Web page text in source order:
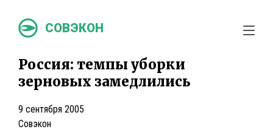
СОВЭКОН
Россия: темпы уборки
зерновых замедлились
9 сентября 2005
Совэкон